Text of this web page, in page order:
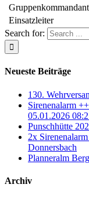
Einsatzleiter
Search for:
Neueste Beiträge
130.
Sirenenalarm
05.01.2026
Punschhütte
2x
Donnersbach
Planneralm
Archiv